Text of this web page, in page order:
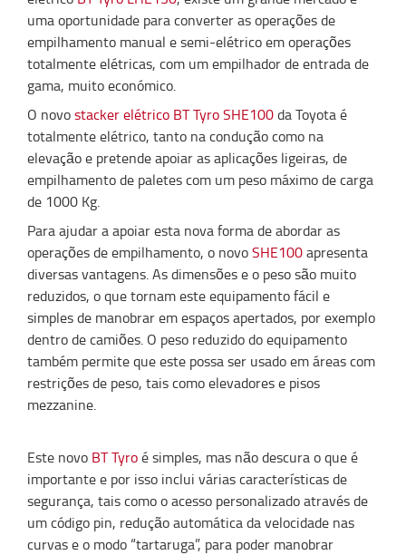
uma oportunidade para converter as operações de
empilhamento manual e semi-elétrico em operações
totalmente elétricas, com um empilhador de entrada de
gama, muito económico.
O novostacker elétrico BT Tyro SHE100da Toyota é
totalmente elétrico, tanto na condução como na
elevação e pretende apoiar as aplicações ligeiras, de
empilhamento de paletes com um peso máximo de carga
de 1000 Kg.
Para ajudar a apoiar esta nova forma de abordar as
operações de empilhamento, o novoSHE100apresenta
diversas vantagens. As dimensões e o peso são muito
reduzidos, o que tornam este equipamento fácil e
simples de manobrar em espaços apertados, por exemplo
dentro de camiões. O peso reduzido do equipamento
também permite que este possa ser usado em áreas com
restrições de peso, tais como elevadores e pisos
mezzanine.
Este novo BT Tyroé simples, mas não descura o que é
importante e por isso inclui várias características de
segurança, tais como o acesso personalizado através de
um código pin, redução automática da velocidade nas
curvas e o modo “tartaruga”, para poder manobrar